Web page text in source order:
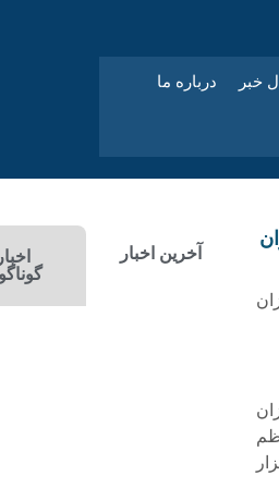
خبر درباره ما
آخرین اخبار
اخبار